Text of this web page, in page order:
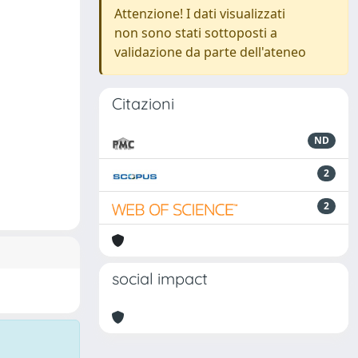
Attenzione! I dati visualizzati
non sono stati sottoposti a
validazione da parte dell'ateneo
Citazioni
ND
2
2
social impact